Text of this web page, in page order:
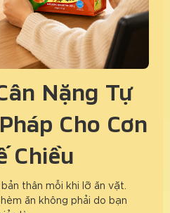
Nặng Tự
Cho Cơn
Chiều
thân mỗi khi lỡ ăn vặt.
ăn không phải do bạn